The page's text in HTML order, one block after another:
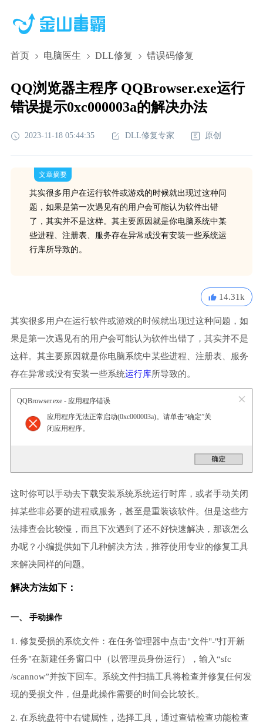
首页 电脑医生 DLL修复 错误码修复
QQ浏览器主程序 QQBrowser.exe运行
错误提示0xc000003a的解决办法
2023-11-18 05:44:35 DLL修复专家 原创
文章摘要
其实很多用户在运行软件或游戏的时候就出现过这种问
题，如果是第一次遇见有的用户会可能认为软件出错
了，其实并不是这样。其主要原因就是你电脑系统中某
些进程、注册表、服务存在异常或没有安装一些系统运
行库所导致的。
14.31k
其实很多用户在运行软件或游戏的时候就出现过这种问题，如
果是第一次遇见有的用户会可能认为软件出错了，其实并不是
这样。其主要原因就是你电脑系统中某些进程、注册表、服务
存在异常或没有安装一些系统运行库所导致的。
QQBrowser.exe - 应用程序错误
应用程序无法正常启动(0xc000003a)。请单击“确定”关
闭应用程序。
这时你可以手动去下载安装系统系统运行时库，或者手动关闭
掉某些非必要的进程或服务，甚至是重装该软件。但是这些方
法排查会比较慢，而且下次遇到了还不好快速解决，那该怎么
办呢？小编提供如下几种解决方法，推荐使用专业的修复工具
来解决同样的问题。
解决方法如下：
一、 手动操作
1. 修复受损的系统文件：在任务管理器中点击"文件"-"打开新
任务"在新建任务窗口中（以管理员身份运行），输入“sfc
/scannow”并按下回车。系统文件扫描工具将检查并修复任何发
现的受损文件，但是此操作需要的时间会比较长。
2. 在系统盘符中右键属性，选择工具，通过查错检查功能检查